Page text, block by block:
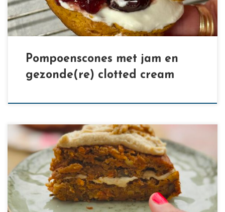
Pompoenscones met jam en
gezonde(re) clotted cream